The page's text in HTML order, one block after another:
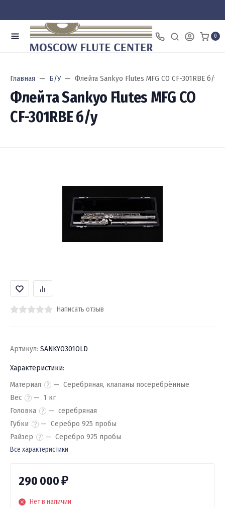
0
Главная Б/У Флейта Sankyo Flutes MFG CO CF-301RBE б/у
Флейта Sankyo Flutes MFG CO
CF-301RBE б/у
Написать отзыв
Артикул: SANKYO301OLD
Характеристики:
Материал
Серебряная, клапаны посеребрённые
Вес
1 кг
Головка
серебряная
Губки
Серебро 925 пробы
Райзер
Серебро 925 пробы
Все характеристики
290 000₽
Нет в наличии